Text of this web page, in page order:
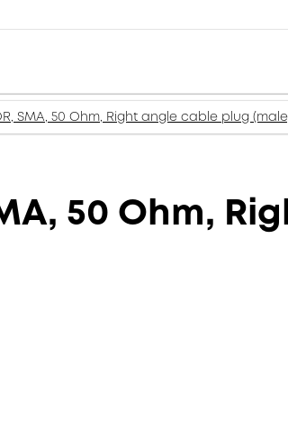
SMA, 50 Ohm, Right angle cable plug
50 Ohm,